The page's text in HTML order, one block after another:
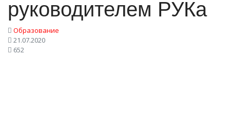
руководителем РУКа
Образование
21.07.2020
652